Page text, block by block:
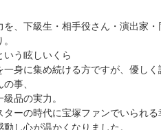
を、下級生・相手役さん・演出家
いう眩しいくら
一身に集め続ける方ですが、優し
事、
品の実力。
ターの時代に宝塚ファンでいられる
し心が温かくなりました。